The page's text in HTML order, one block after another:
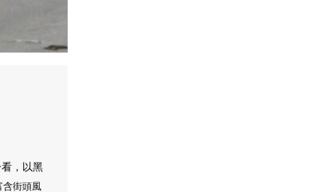
，以黑
含街頭風